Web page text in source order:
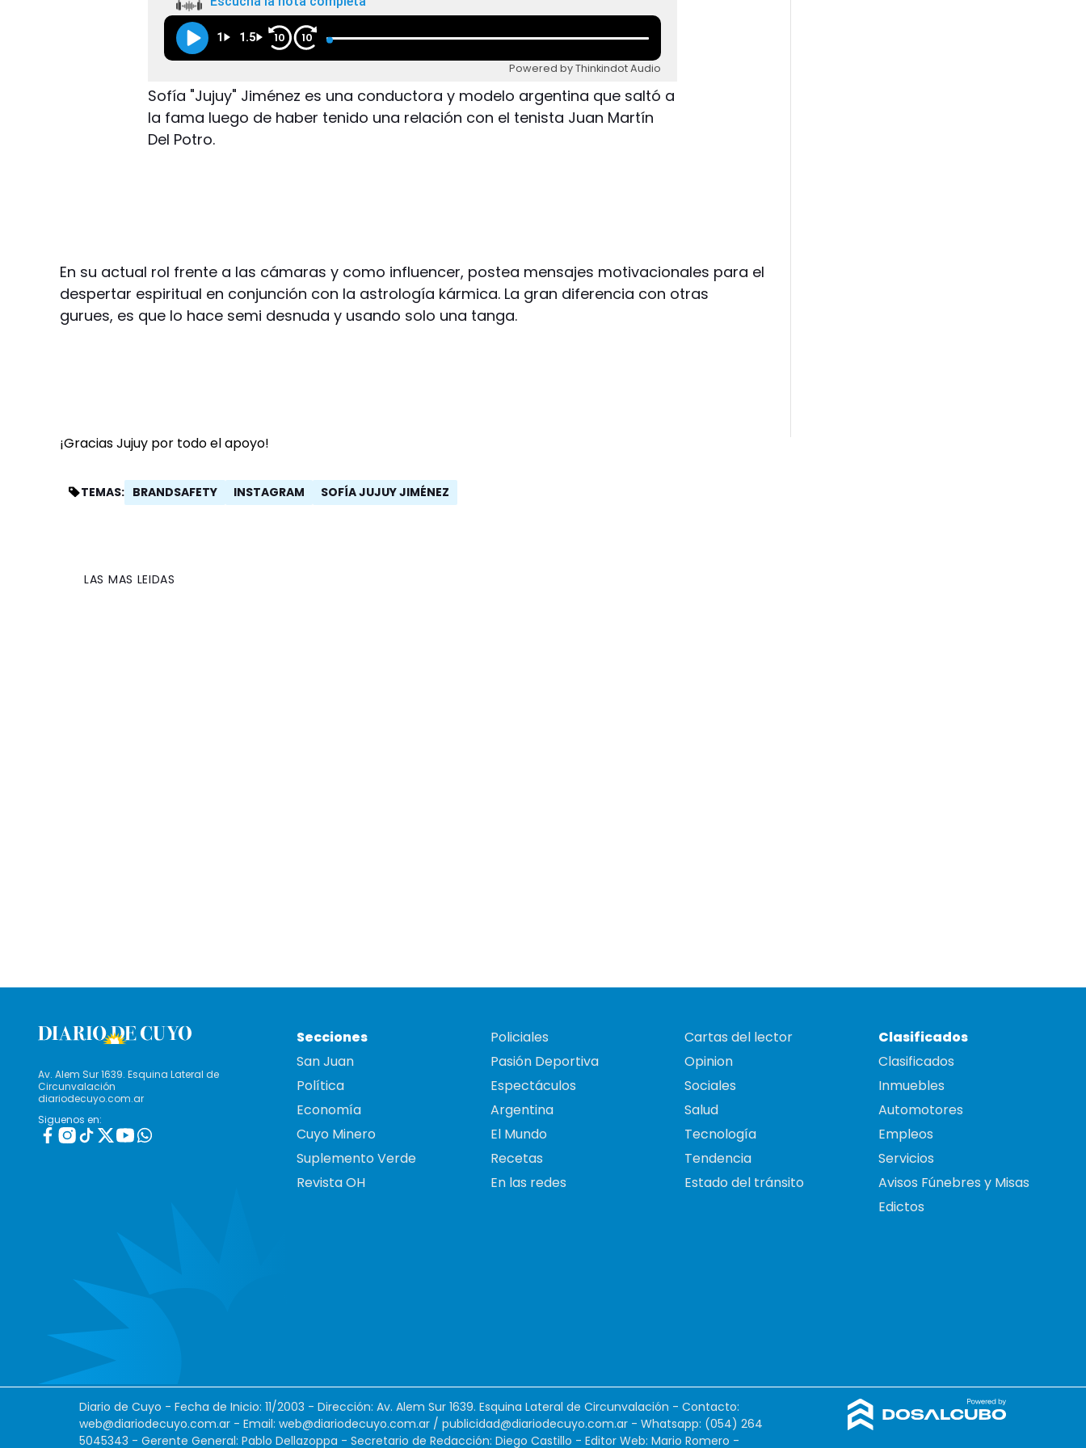
1 1.5 10 10
Powered by Thinkindot Audio
Sofía "Jujuy" Jiménez es una conductora y modelo argentina que saltó a
la fama luego de haber tenido una relación con el tenista Juan Martín
Del Potro.
En su actual rol frente a las cámaras y como influencer, postea mensajes motivacionales para el
despertar espiritual en conjunción con la astrología kármica. La gran diferencia con otras
gurues, es que lo hace semi desnuda y usando solo una tanga.
¡Gracias Jujuy por todo el apoyo!
TEMAS: BRANDSAFETY INSTAGRAM SOFÍA JUJUY JIMÉNEZ
LAS MAS LEIDAS
Av. Alem Sur 1639. Esquina Lateral de
Circunvalación
diariodecuyo.com.ar
Siguenos en:
Secciones
San Juan
Política
Economía
Cuyo Minero
Suplemento Verde
Revista OH
Policiales
Pasión Deportiva
Espectáculos
Argentina
El Mundo
Recetas
En las redes
Cartas del lector
Opinion
Sociales
Salud
Tecnología
Tendencia
Estado del tránsito
Clasificados
Clasificados
Inmuebles
Automotores
Empleos
Servicios
Avisos Fúnebres y Misas
Edictos
Diario de Cuyo - Fecha de Inicio: 11/2003 - Dirección: Av. Alem Sur 1639. Esquina Lateral de Circunvalación - Contacto:
web@diariodecuyo.com.ar - Email: web@diariodecuyo.com.ar / publicidad@diariodecuyo.com.ar - Whatsapp: (054) 264
5045343 - Gerente General: Pablo Dellazoppa - Secretario de Redacción: Diego Castillo - Editor Web: Mario Romero -